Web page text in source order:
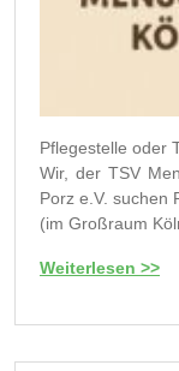
Pflegestelle oder
Wir, der TSV
Porz e.V. suchen
(im Großraum
Weiterlesen >>